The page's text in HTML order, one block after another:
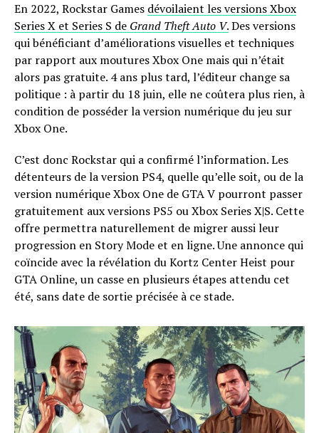
En 2022, Rockstar Games dévoilaient les versions Xbox
Series X et Series S de Grand Theft Auto V.Des versions
qui bénéficiant d’améliorations visuelles et techniques
par rapport aux moutures Xbox One mais qui n’était
alors pas gratuite. 4 ans plus tard, l’éditeur change sa
politique : à partir du 18 juin, elle ne coûtera plus rien, à
condition de posséder la version numérique du jeu sur
Xbox One.
C’est donc Rockstar qui a confirmé l’information. Les
détenteurs de la version PS4, quelle qu’elle soit, ou de la
version numérique Xbox One de GTA V pourront passer
gratuitement aux versions PS5 ou Xbox Series X|S. Cette
offre permettra naturellement de migrer aussi leur
progression en Story Mode et en ligne. Une annonce qui
coïncide avec la révélation du Kortz Center Heist pour
GTA Online, un casse en plusieurs étapes attendu cet
été, sans date de sortie précisée à ce stade.